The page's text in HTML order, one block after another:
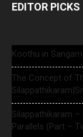
EDITOR PICKS
Koothu in
The Concept of
Silappathikaram
Parallels (Part –